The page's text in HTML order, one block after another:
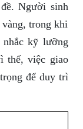
Người sinh
trong khi
kỹ lưỡng
thế, việc giao
để duy trì